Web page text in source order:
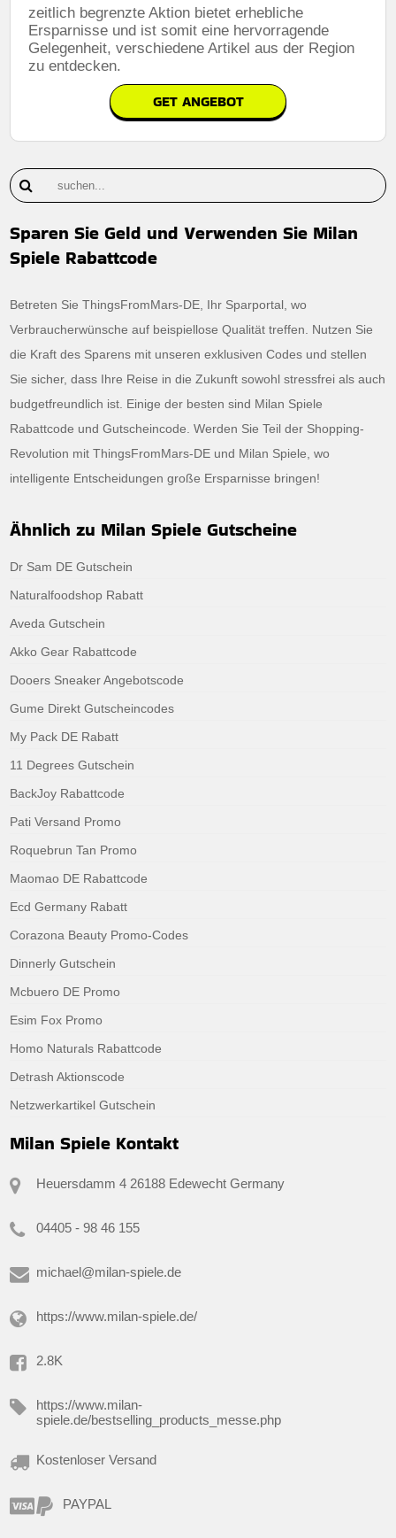
zeitlich begrenzte Aktion bietet erhebliche
Ersparnisse und ist somit eine hervorragende
Gelegenheit, verschiedene Artikel aus der Region
zu entdecken.
GET ANGEBOT
Sparen Sie Geld und Verwenden Sie Milan
Spiele Rabattcode
Betreten Sie ThingsFromMars-DE, Ihr Sparportal, wo
Verbraucherwünsche auf beispiellose Qualität treffen. Nutzen Sie
die Kraft des Sparens mit unseren exklusiven Codes und stellen
Sie sicher, dass Ihre Reise in die Zukunft sowohl stressfrei als auch
budgetfreundlich ist. Einige der besten sind Milan Spiele
Rabattcode und Gutscheincode. Werden Sie Teil der Shopping-
Revolution mit ThingsFromMars-DE und Milan Spiele, wo
intelligente Entscheidungen große Ersparnisse bringen!
Ähnlich zu Milan Spiele Gutscheine
Dr Sam DE Gutschein
Naturalfoodshop Rabatt
Aveda Gutschein
Akko Gear Rabattcode
Dooers Sneaker Angebotscode
Gume Direkt Gutscheincodes
My Pack DE Rabatt
11 Degrees Gutschein
BackJoy Rabattcode
Pati Versand Promo
Roquebrun Tan Promo
Maomao DE Rabattcode
Ecd Germany Rabatt
Corazona Beauty Promo-Codes
Dinnerly Gutschein
Mcbuero DE Promo
Esim Fox Promo
Homo Naturals Rabattcode
Detrash Aktionscode
Netzwerkartikel Gutschein
Milan Spiele Kontakt
Heuersdamm 4 26188 Edewecht Germany
04405 - 98 46 155
michael@milan-spiele.de
https://www.milan-spiele.de/
2.8K
https://www.milan-
spiele.de/bestselling_products_messe.php
Kostenloser Versand
PAYPAL